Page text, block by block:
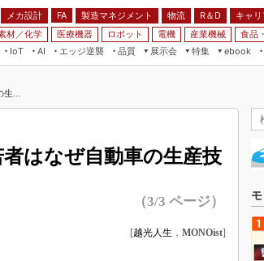
メカ設計 FA 製造マネジメント 物流 R＆D
キャリ
材／化学 医療機器 ロボット 電機 産業機械 食品
IoT
AI
エッジ逆襲 品質
展示会
特集
フィールドサービス
ebook
...
はなぜ自動車の生産技
（3/3 ページ）
[越光人生 ， MONOist]